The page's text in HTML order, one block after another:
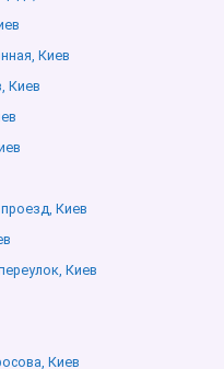
Киев
Киев
Киев
Киев
Киев